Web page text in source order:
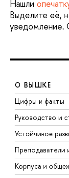
Нашли
Выделите её,
уведомление.
О ВЫШКЕ
Цифры и факты
Руководство и
Устойчивое
Преподаватели
Корпуса и